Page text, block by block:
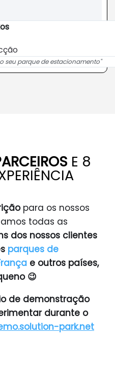
seu parque de estacionamento"
E 8
para os nossos
todas as
dos nossos clientes
parques de
e outros países,
😉
de demonstração
durante o
park.net